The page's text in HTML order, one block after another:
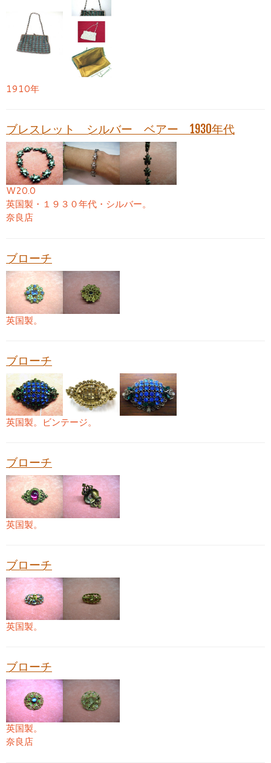
1910年
ブレスレット シルバー ベアー 1930年代
W20.0
英国製・１９３０年代・シルバー。
奈良店
ブローチ
英国製。
ブローチ
英国製。ビンテージ。
ブローチ
英国製。
ブローチ
英国製。
ブローチ
英国製。
奈良店